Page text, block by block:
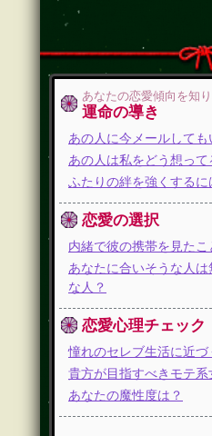
あなたの恋愛傾向を知
運命の導き
あの人に今メールしても
あの人は私をどう想って
ふたりの絆を強くするに
恋愛の選択
内緒で彼の携帯を見た
あなたに合いそうな人
な人？
恋愛心理チェック
憧れのセレブ生活に近づ
貴方が目指すべきモテ系
あなたの魔性度は？